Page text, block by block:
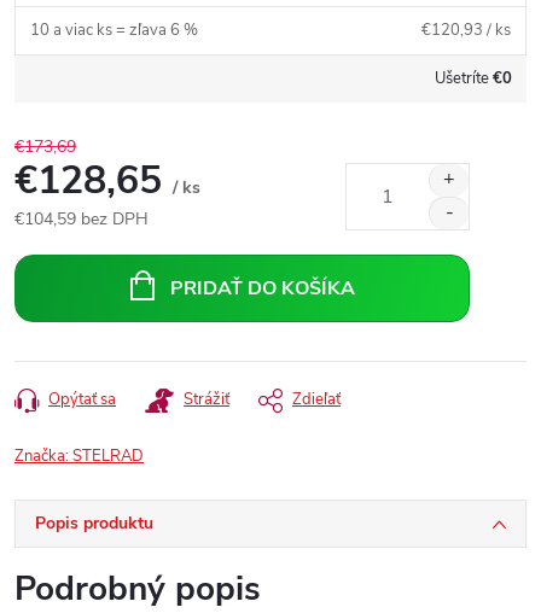
10 a viac ks = zľava 6 % €120,93 / ks
Ušetríte€0
€173,69
€128,65 / ks
€104,59 bez DPH
cena:
PRIDAŤ DO KOŠÍKA
Opýtať sa Strážiť Zdieľať
Značka:STELRAD
Popis produktu
Podrobný popis